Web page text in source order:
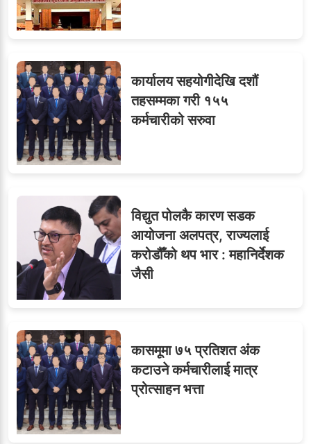
कार्यालय सहयोगीदेखि दशौं
तहसम्मका गरी १५५
कर्मचारीको सरुवा
विद्युत पोलकै कारण सडक
आयोजना अलपत्र, राज्यलाई
करोडौँको थप भार : महानिर्देशक
जैसी
कासमूमा ७५ प्रतिशत अंक
कटाउने कर्मचारीलाई मात्र
प्रोत्साहन भत्ता